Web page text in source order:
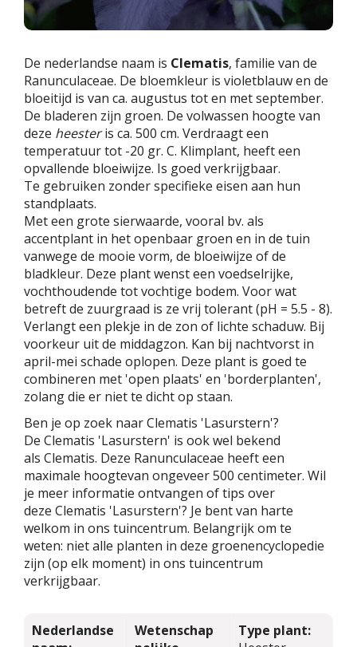
De nederlandse naam is Clematis, familie van de
Ranunculaceae. De bloemkleur is violetblauw en de
bloeitijd is van ca. augustus tot en met september.
De bladeren zijn groen. De volwassen hoogte van
deze heesteris ca. 500 cm. Verdraagt een
temperatuur tot -20 gr. C. Klimplant, heeft een
opvallende bloeiwijze. Is goed verkrijgbaar.
Te gebruiken zonder specifieke eisen aan hun
standplaats.
Met een grote sierwaarde, vooral bv. als
accentplant in het openbaar groen en in de tuin
vanwege de mooie vorm, de bloeiwijze of de
bladkleur. Deze plant wenst een voedselrijke,
vochthoudende tot vochtige bodem. Voor wat
betreft de zuurgraad is ze vrij tolerant (pH = 5.5 - 8).
Verlangt een plekje in de zon of lichte schaduw. Bij
voorkeur uit de middagzon. Kan bij nachtvorst in
april-mei schade oplopen. Deze plant is goed te
combineren met 'open plaats' en 'borderplanten',
zolang die er niet te dicht op staan.
Ben je op zoek naar Clematis 'Lasurstern'?
De Clematis 'Lasurstern' is ook wel bekend
als Clematis. Deze Ranunculaceae heeft een
maximale hoogtevan ongeveer 500 centimeter. Wil
je meer informatie ontvangen of tips over
deze Clematis 'Lasurstern'? Je bent van harte
welkom in ons tuincentrum. Belangrijk om te
weten: niet alle planten in deze groenencyclopedie
zijn (op elk moment) in ons tuincentrum
verkrijgbaar.
Nederlandse
Wetenschap
Type plant: